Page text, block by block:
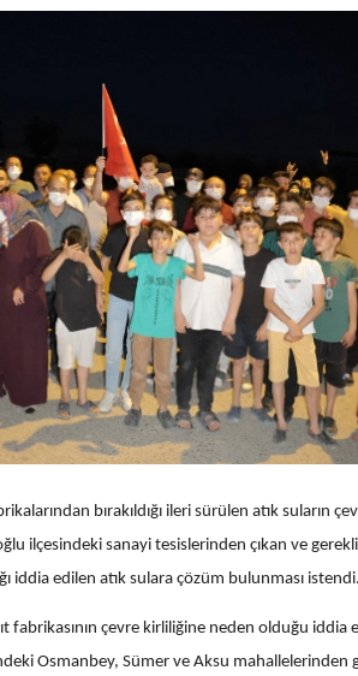
bırakıldığı ileri sürülen atık suların
ilçesindeki sanayi tesislerinden çıkan ve
iddia edilen atık sulara çözüm bulunması istendi.
fabrikasının çevre kirliliğine neden olduğu iddia
Osmanbey, Sümer ve Aksu mahallelerinden